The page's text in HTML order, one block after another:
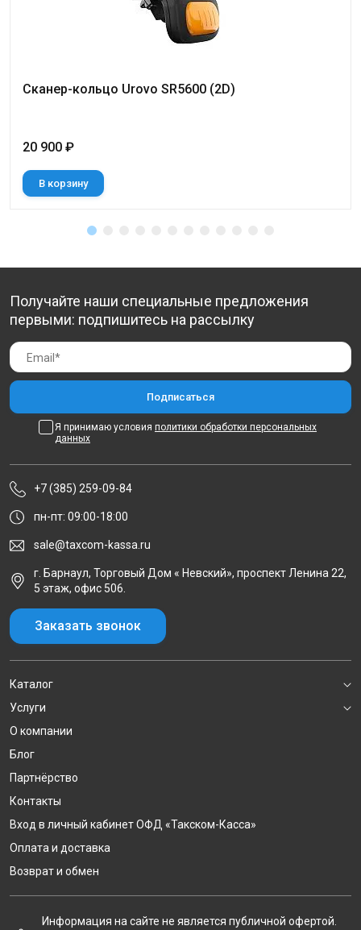
Сканер-кольцо Urovo SR5600 (2D)
20 900 ₽
В корзину
Получайте наши специальные предложения
первыми: подпишитесь на рассылку
Я принимаю условия политики обработки персональных
данных
+7 (385) 259-09-84
пн-пт: 09:00-18:00
sale@taxcom-kassa.ru
г. Барнаул, Торговый Дом « Невский», проспект Ленина 22,
5 этаж, офис 506.
Заказать звонок
Каталог
Услуги
О компании
Блог
Партнёрство
Контакты
Вход в личный кабинет ОФД «Такском-Касса»
Оплата и доставка
Возврат и обмен
Информация на сайте не является публичной офертой.